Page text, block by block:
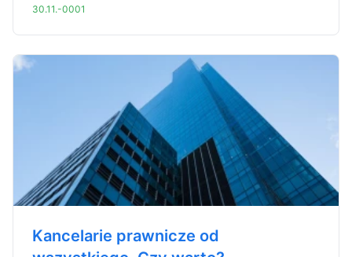
30.11.-0001
Kancelarie prawnicze od